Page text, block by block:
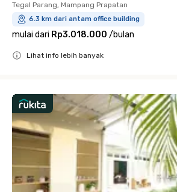
Tegal Parang, Mampang Prapatan
6.3 km dari antam office building
mulai dari Rp3.018.000 /bulan
Lihat info lebih banyak